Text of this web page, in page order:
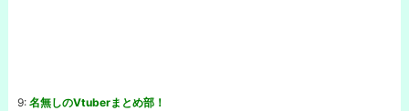
9: 名無しのVtuberまとめ部！